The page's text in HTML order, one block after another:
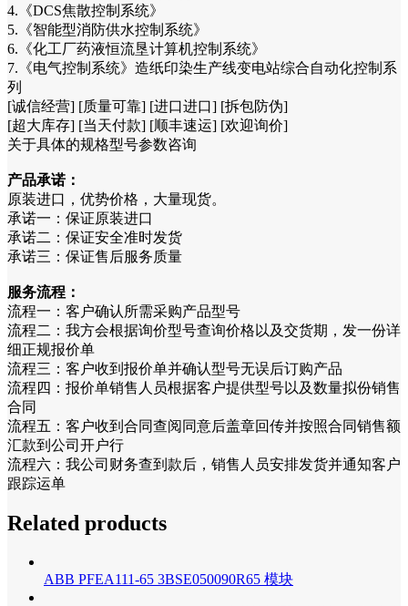
4.《DCS焦散控制系统》
5.《智能型消防供水控制系统》
6.《化工厂药液恒流垦计算机控制系统》
7.《电气控制系统》造纸印染生产线变电站综合自动化控制系
列
[诚信经营] [质量可靠] [进口进口] [拆包防伪]
[超大库存] [当天付款] [顺丰速运] [欢迎询价]
关于具体的规格型号参数咨询
产品承诺：
原装进口，优势价格，大量现货。
承诺一：保证原装进口
承诺二：保证安全准时发货
承诺三：保证售后服务质量
服务流程：
流程一：客户确认所需采购产品型号
流程二：我方会根据询价型号查询价格以及交货期，发一份详
细正规报价单
流程三：客户收到报价单并确认型号无误后订购产品
流程四：报价单销售人员根据客户提供型号以及数量拟份销售
合同
流程五：客户收到合同查阅同意后盖章回传并按照合同销售额
汇款到公司开户行
流程六：我公司财务查到款后，销售人员安排发货并通知客户
跟踪运单
Related products
ABB PFEA111-65 3BSE050090R65 模块